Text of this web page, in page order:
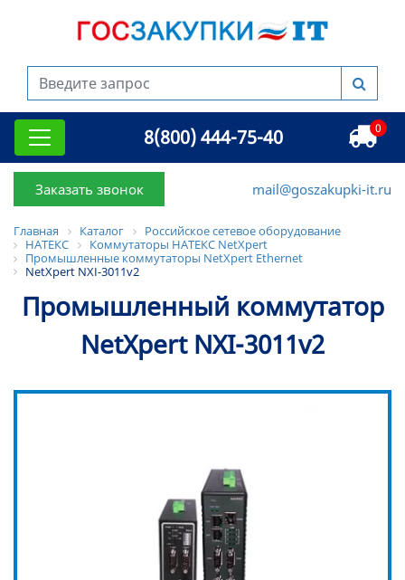
8(800) 444-75-40 0
Заказать звонок mail@goszakupki-it.ru
Главная Каталог
Российское сетевое оборудование
НАТЕКС
Коммутаторы НАТЕКС NetXpert
Промышленные коммутаторы NetXpert Ethernet
NetXpert NXI-3011v2
Промышленный коммутатор
NetXpert NXI-3011v2